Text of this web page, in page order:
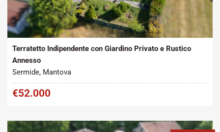
Tipo contratto:
Vendita
Metratura Commerciale:
140 m2
Terratetto Indipendente con Giardino Privato e Rustico
Annesso
Sermide, Mantova
€52.000